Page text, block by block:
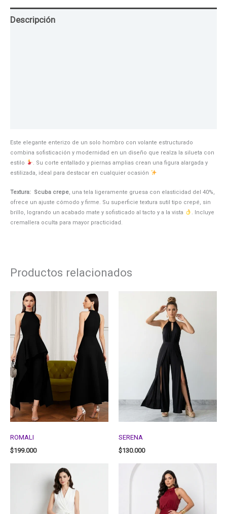
Descripción
Este elegante enterizo de un solo hombro con volante estructurado
combina sofisticación y modernidad en un diseño que realza la silueta con
estilo
. Su corte entallado y piernas amplias crean una figura alargada y
estilizada, ideal para destacar en cualquier ocasión
Textura: Scuba crepe, una tela ligeramente gruesa con elasticidad del 40%,
ofrece un ajuste cómodo y firme. Su superficie textura sutil tipo crepé, sin
brillo, logrando un acabado mate y sofisticado al tacto y a la vista
. Incluye
cremallera oculta para mayor practicidad.
Productos relacionados
ROMALI
$199.000
SERENA
$130.000